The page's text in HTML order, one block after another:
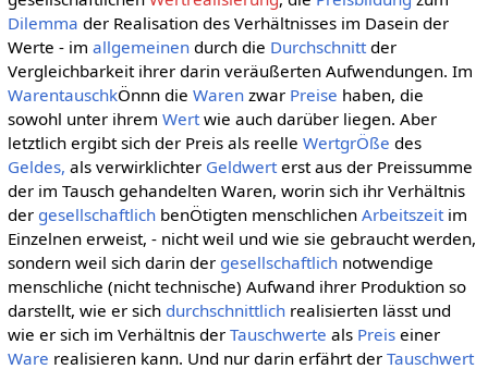
Dilemma der Realisation des Verhältnisses im Dasein der
Werte - im allgemeinendurch die Durchschnittder
Vergleichbarkeit ihrer darin veräußerten Aufwendungen. Im
WarentauschkÖnnn die Warenzwar Preise haben, die
sowohl unter ihrem Wertwie auch darüber liegen. Aber
letztlich ergibt sich der Preis als reelle WertgrÖße des
Geldes, als verwirklichter Geldwerterst aus der Preissumme
der im Tausch gehandelten Waren, worin sich ihr Verhältnis
der gesellschaftlichbenÖtigten menschlichen Arbeitszeitim
Einzelnen erweist, - nicht weil und wie sie gebraucht werden,
sondern weil sich darin der gesellschaftlichnotwendige
menschliche (nicht technische) Aufwand ihrer Produktion so
darstellt, wie er sich durchschnittlichrealisierten lässt und
wie er sich im Verhältnis der Tauschwerte als Preiseiner
Ware realisieren kann. Und nur darin erfährt der Tauschwert